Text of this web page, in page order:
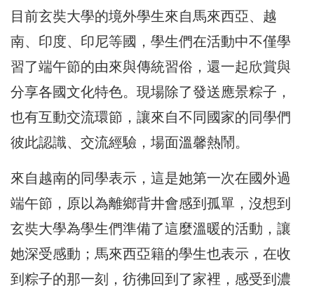
目前玄奘大學的境外學生來自馬來西亞、越
南、印度、印尼等國，學生們在活動中不僅學
習了端午節的由來與傳統習俗，還一起欣賞與
分享各國文化特色。現場除了發送應景粽子，
也有互動交流環節，讓來自不同國家的同學們
彼此認識、交流經驗，場面溫馨熱鬧。
來自越南的同學表示，這是她第一次在國外過
端午節，原以為離鄉背井會感到孤單，沒想到
玄奘大學為學生們準備了這麼溫暖的活動，讓
她深受感動；馬來西亞籍的學生也表示，在收
到粽子的那一刻，彷彿回到了家裡，感受到濃